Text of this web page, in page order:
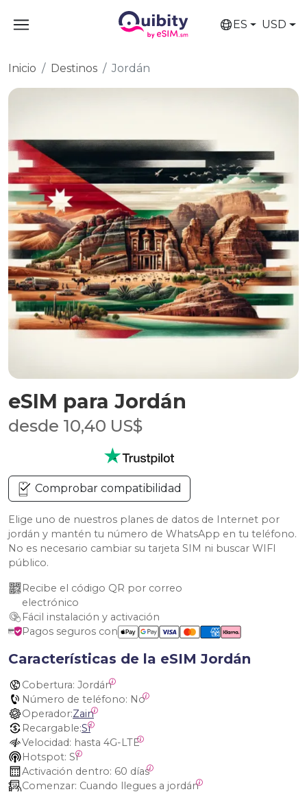
ES USD
Inicio Destinos Jordán
eSIM para Jordán
desde 10,40 US$
Comprobar compatibilidad
Elige uno de nuestros planes de datos de Internet por
jordán y mantén tu número de WhatsApp en tu teléfono.
No es necesario cambiar su tarjeta SIM ni buscar WIFI
público.
Recibe el código QR por correo
electrónico
Fácil instalación y activación
Pagos seguros con
Características de la eSIM Jordán
Cobertura: Jordán
Número de teléfono: No
Operador:Zain
Recargable:Sí
Velocidad: hasta 4G-LTE
Hotspot: Sí
Activación dentro: 60 días
Comenzar: Cuando llegues a jordán